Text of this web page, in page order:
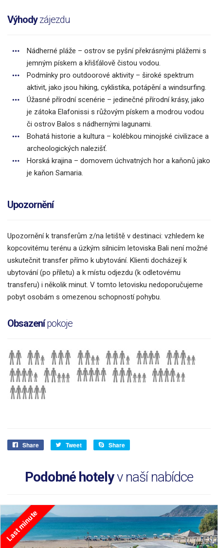
Výhodyzájezdu
Nádherné pláže – ostrov se pyšní překrásnými plážemi s
jemným pískem a křišťálově čistou vodou.
Podmínky pro outdoorové aktivity – široké spektrum
aktivit, jako jsou hiking, cyklistika, potápění a windsurfing.
Úžasné přírodní scenérie – jedinečné přírodní krásy, jako
je zátoka Elafonissi s růžovým pískem a modrou vodou
či ostrov Balos s nádhernými lagunami.
Bohatá historie a kultura – kolébkou minojské civilizace a
archeologických nalezišť.
Horská krajina – domovem úchvatných hor a kaňonů jako
je kaňon Samaria.
Upozornění
Upozornění k transferům z/na letiště v destinaci: vzhledem ke
kopcovitému terénu a úzkým silnicím letoviska Bali není možné
uskutečnit transfer přímo k ubytování. Klienti docházejí k
ubytování (po příletu) a k místu odjezdu (k odletovému
transferu) i několik minut. V tomto letovisku nedoporučujeme
pobyt osobám s omezenou schopností pohybu.
Obsazenípokoje
Share Tweet Share
Podobné hotelyv naší nabídce
Last minute